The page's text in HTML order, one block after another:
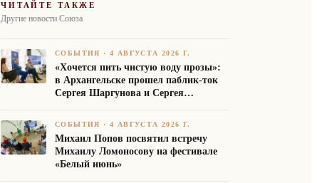
ЧИТАЙТЕ ТАКЖЕ
Другие новости Союза
СОБЫТИЯ ·4 АВГУСТА 2026 Г.
«Хочется пить чистую воду прозы»:
в Архангельске прошел паблик-ток
Сергея Шаргунова и Сергея
СОБЫТИЯ ·4 АВГУСТА 2026 Г.
Михаил Попов посвятил встречу
Михаилу Ломоносову на фестивале
«Белый июнь»